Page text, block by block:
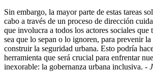
Sin embargo, la mayor parte de estas tareas
cabo a través de un proceso de dirección
que involucra a todos los actores sociales que
sea que lo sepan o lo ignoren, para prevenir
construir la seguridad urbana. Esto podría
herramienta que será crucial para enfrentar
inexorable: la gobernanza urbana inclusiva. -